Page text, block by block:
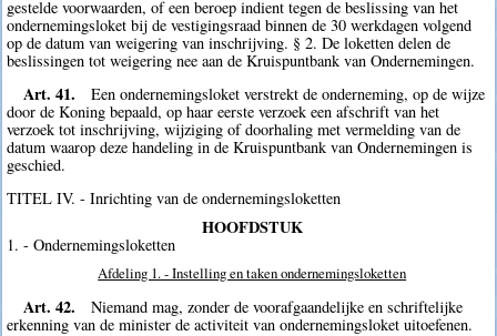
gestelde voorwaarden, of een beroep indient tegen de beslissing van het
ondernemingsloket bij de vestigingsraad binnen de 30 werkdagen volgend
op de datum van weigering van inschrijving. § 2. De loketten delen de
beslissingen tot weigering nee aan de Kruispuntbank van Ondernemingen.
Art. 41.
Een ondernemingsloket verstrekt de onderneming, op de wijze
door de Koning bepaald, op haar eerste verzoek een afschrift van het
verzoek tot inschrijving, wijziging of doorhaling met vermelding van de
datum waarop deze handeling in de Kruispuntbank van Ondernemingen is
geschied.
TITEL IV. - Inrichting van de ondernemingsloketten
HOOFDSTUK
1. - Ondernemingsloketten
Afdeling 1. - Instelling en taken ondernemingsloketten
Art. 42.
Niemand mag, zonder de voorafgaandelijke en schriftelijke
erkenning van de minister de activiteit van ondernemingsloket uitoefenen.